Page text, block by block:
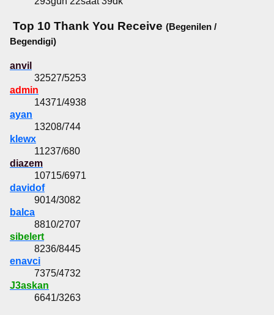
Top 10 Thank You Receive (Begenilen /
Begendigi)
anvil
32527/5253
admin
14371/4938
ayan
13208/744
klewx
11237/680
diazem
10715/6971
davidof
9014/3082
balca
8810/2707
sibelert
8236/8445
enavci
7375/4732
J3askan
6641/3263